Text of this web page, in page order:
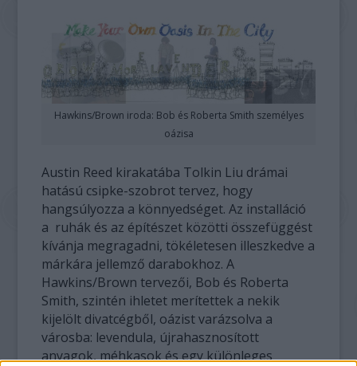
Hawkins/Brown iroda: Bob és Roberta Smith személyes
oázisa
Austin Reed kirakatába Tolkin Liu drámai
hatású csipke-szobrot tervez, hogy
hangsúlyozza a könnyedséget. Az installáció
a ruhák és az építészet közötti összefüggést
kívánja megragadni, tökéletesen illeszkedve a
márkára jellemző darabokhoz. A
Hawkins/Brown tervezői, Bob és Roberta
Smith, szintén ihletet merítettek a nekik
kijelölt divatcégből, oázist varázsolva a
városba: levendula, újrahasznosított
anyagok, méhkasok és egy különleges